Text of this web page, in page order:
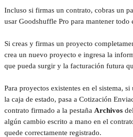
Incluso si firmas un contrato, cobras un
usar Goodshuffle Pro para mantener todo
Si creas y firmas un proyecto
crea un nuevo proyecto e ingresa la
que pueda surgir y la facturación futura
Para proyectos existentes en el sistema,
la caja de estado, pasa a Cotización
contrato firmado a la pestaña Archivos
algún cambio escrito a mano en el
quede correctamente registrado.